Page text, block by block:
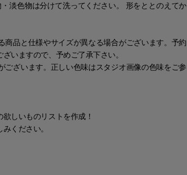
淡色物は分けて洗ってください。 形をととのえてか
品と仕様やサイズが異なる場合がございます。予約
いますので、予めご了承下さい。
ざいます。正しい色味はスタジオ画像の色味をご参
しいものリストを作成！
ください。